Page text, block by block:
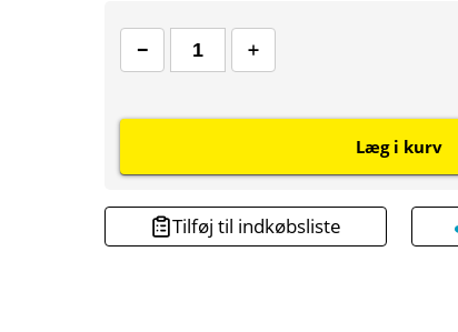
Læg i kurv
Tilføj til indkøbsliste